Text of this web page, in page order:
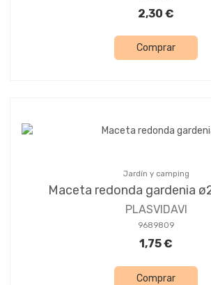
2,30 €
Comprar
Jardín y camping
Maceta redonda gardenia
PLASVIDAVI
9689809
1,75 €
Comprar